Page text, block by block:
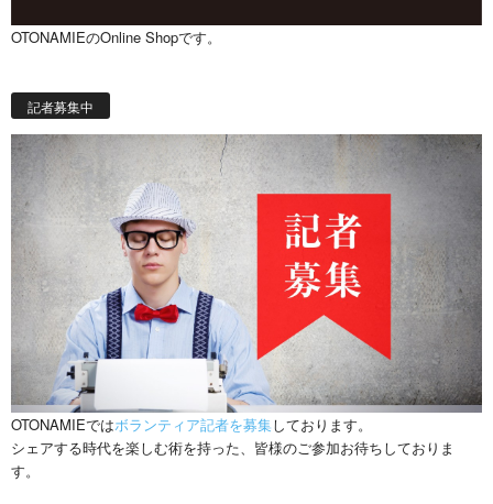
OTONAMIEのOnline Shopです。
記者募集中
OTONAMIEではボランティア記者を募集しております。
シェアする時代を楽しむ術を持った、皆様のご参加お待ちしておりま
す。